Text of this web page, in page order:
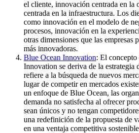
el cliente, innovación centrada en la
centrada en la infraestructura. Los
como innovación en el modelo de
procesos, innovación en la
otras dimensiones que las empresas
más innovadoras.
Blue Ocean Innovation: El
Innovation se deriva de la estrategia
refiere a la búsqueda de nuevos
lugar de competir en mercados
un enfoque de Blue Ocean, las
demanda no satisfecha al ofrecer
sean únicos y no tengan
una redefinición de la propuesta de
en una ventaja competitiva